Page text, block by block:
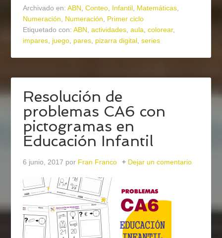
Archivado en:ABN,Conteo, Infantil, Matemáticas,
Numeración, Numeración, Primer ciclo
Etiquetado con:ABN,actividades,aula,colorear,
impares, juego, pares, pizarra digital,series
Resolución de
problemas CA6 con
pictogramas en
Educación Infantil
6 junio, 2017 por Fran Franco Dejar un comentario